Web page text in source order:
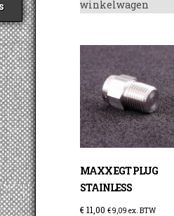
winkelwagen
MAXX EGT PLUG
STAINLESS
€11,00 €9,09 ex. BTW